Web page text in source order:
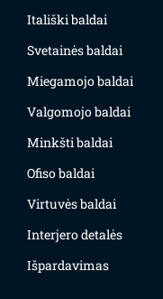
Itališki baldai
Svetainės baldai
Miegamojo baldai
Valgomojo baldai
Minkšti baldai
Ofiso baldai
Virtuvės baldai
Interjero detalės
Išpardavimas